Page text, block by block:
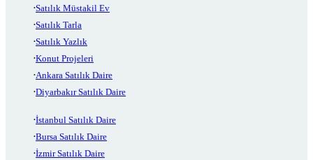
Satılık Müstakil Ev
Satılık Tarla
Satılık Yazlık
Konut Projeleri
Ankara Satılık Daire
Diyarbakır Satılık Daire
İstanbul Satılık Daire
Bursa Satılık Daire
İzmir Satılık Daire